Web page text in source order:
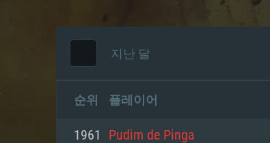
지난 달
순위 플레이어
1961 Pudim de Pinga